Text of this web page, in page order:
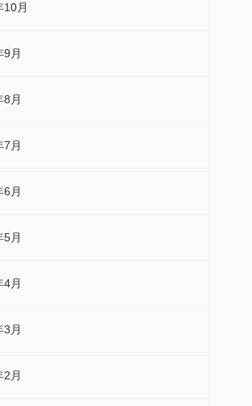
10月
9月
8月
7月
6月
5月
4月
3月
2月